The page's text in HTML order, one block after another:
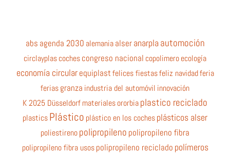
abs agenda 2030 alemania alser anarpla automoción
circlayplascochescongreso nacional copolimeroecología
economía circular equiplastfelices fiestasfeliz navidadferia
feriasgranza industria del automóvil innovación
K 2025 Düsseldorfmaterialesororbiaplastico reciclado
plasticsPlástico plástico en los cochesplásticos alser
poliestirenopolipropileno polipropileno fibra
polipropileno fibra usos polipropileno reciclado polímeros